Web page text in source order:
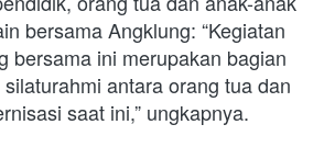
bersama Angklung: “Kegiatan
bersama ini merupakan bagian
antara orang tua dan
saat ini,” ungkapnya.